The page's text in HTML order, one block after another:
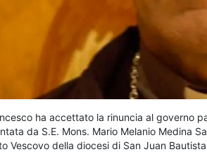
ha accettato la rinuncia al governo
da S.E. Mons. Mario Melanio Medina
Vescovo della diocesi di San Juan